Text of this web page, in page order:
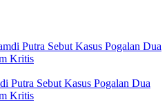
Putra Sebut Kasus Pogalan Dua
Kritis